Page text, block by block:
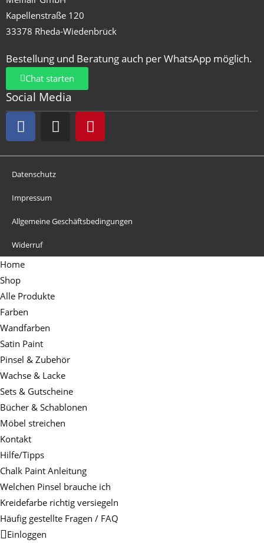
Kapellenstraße 120
33378 Rheda-Wiedenbrück
Bestellung und Beratung auch per WhatsApp möglich.
Chat starten
Social Media
Datenschutz
Impressum
Allgemeine Geschäftsbedingungen
Widerruf
Home
Shop
Alle Produkte
Farben
Wandfarben
Satin Paint
Pinsel & Zubehör
Wachse & Lacke
Sets & Gutscheine
Bücher & Schablonen
Möbel streichen
Kontakt
Hilfe/Tipps
Chalk Paint Anleitung
Welchen Pinsel brauche ich
Kreidefarbe richtig versiegeln
Häufig gestellte Fragen / FAQ
Einloggen